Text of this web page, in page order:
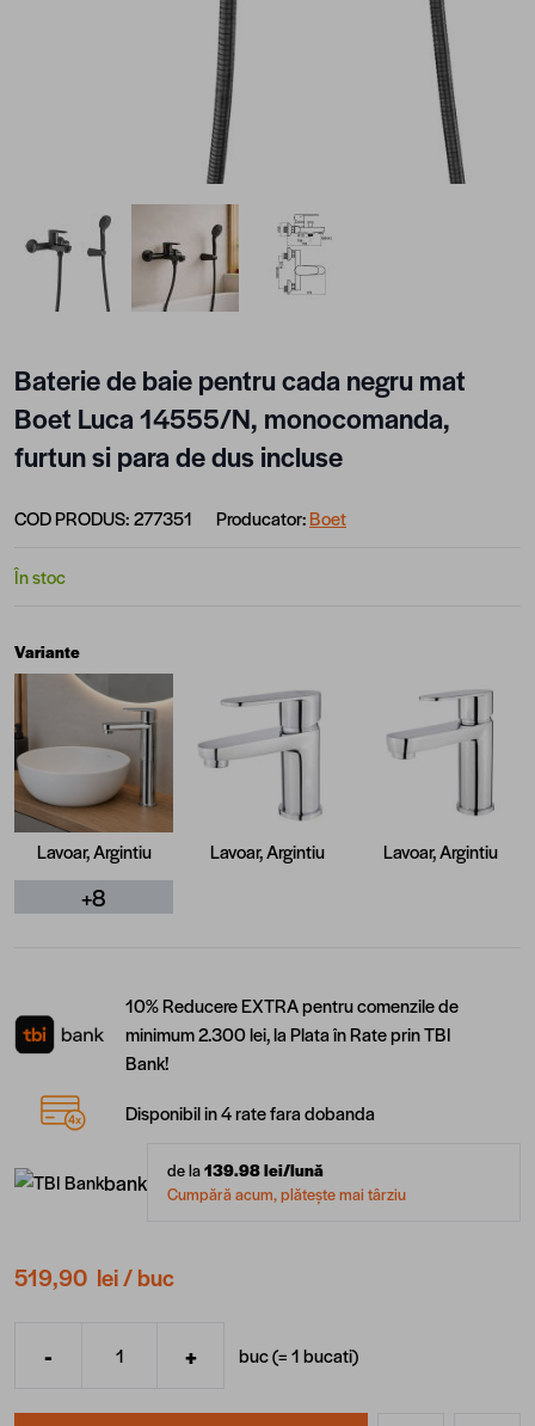
View larger image View larger imageView larger image
Baterie de baie pentru cada negru mat
Boet Luca 14555/N, monocomanda,
furtun si para de dus incluse
COD PRODUS:277351 Producator:Boet
În stoc
Variante
Lavoar, Argintiu Lavoar, Argintiu Lavoar, Argintiu
+8
10% Reducere EXTRA pentru comenzile de
minimum 2.300 lei, la Plata în Rate prin TBI
Bank!
Disponibil in 4 rate fara dobanda
bank de la139.98lei/lună
Cumpără acum, plătește mai târziu
519,90 lei/ buc
Cantitate
- + buc (=1bucati)